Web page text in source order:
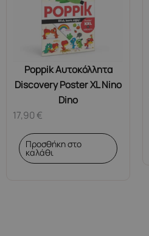
Poppik Αυτοκόλλητα
Discovery Poster XL Nino
Dino
17,90€
Προσθήκη στο
καλάθι